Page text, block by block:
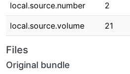
local.source.number 2
local.source.volume 21
Files
Original bundle